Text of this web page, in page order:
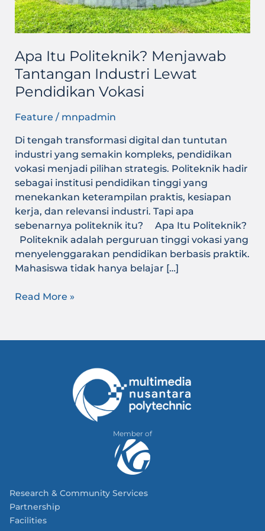
Apa Itu Politeknik? Menjawab
Tantangan Industri Lewat
Pendidikan Vokasi
Feature / mnpadmin
Di tengah transformasi digital dan tuntutan
industri yang semakin kompleks, pendidikan
vokasi menjadi pilihan strategis. Politeknik hadir
sebagai institusi pendidikan tinggi yang
menekankan keterampilan praktis, kesiapan
kerja, dan relevansi industri. Tapi apa
sebenarnya politeknik itu? Apa Itu Politeknik?
Politeknik adalah perguruan tinggi vokasi yang
menyelenggarakan pendidikan berbasis praktik.
Mahasiswa tidak hanya belajar […]
Pendidikan
Vokasi
Read More »
Member of
Research & Community Services
Partnership
Facilities